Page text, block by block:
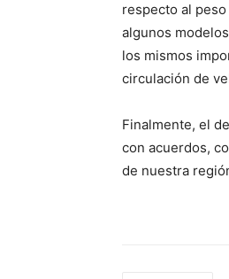
respecto al
algunos
los mismos
circulación de
Finalmente, el
con acuerdos,
de nuestra